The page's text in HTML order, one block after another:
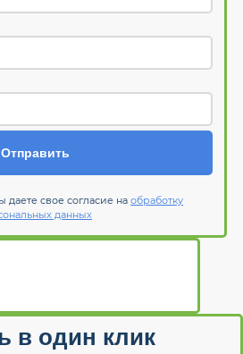
Отправить
даете свое согласие на обработку
данных
в один клик